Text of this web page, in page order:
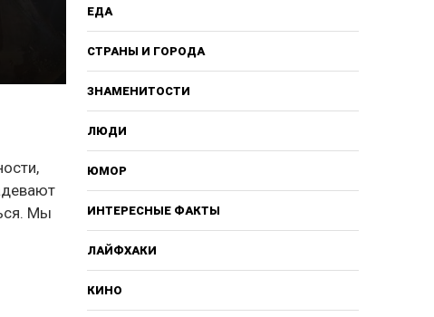
Мы
ЕДА
СТРАНЫ И ГОРОДА
ЗНАМЕНИТОСТИ
ЛЮДИ
ЮМОР
ИНТЕРЕСНЫЕ ФАКТЫ
ЛАЙФХАКИ
КИНО